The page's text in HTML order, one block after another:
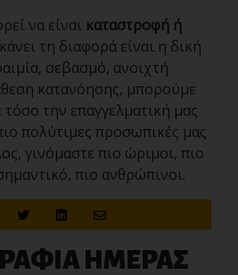
να είναι καταστροφή ή
τη διαφορά είναι η δική
σεβασμό, ανοιχτή
κατανόησης, μπορούμε
την επαγγελματική μας
πολύτιμες προσωπικές μας
γινόμαστε πιο ώριμοι, πιο
πιο ανθρώπινοι.
ΗΜΕΡΑΣ